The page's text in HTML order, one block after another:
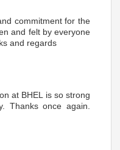
commitment for the
and felt by everyone
and regards
at BHEL is so strong
Thanks once again.